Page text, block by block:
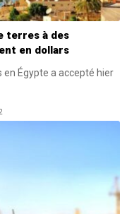
terres à des
en dollars
en Égypte a accepté hier